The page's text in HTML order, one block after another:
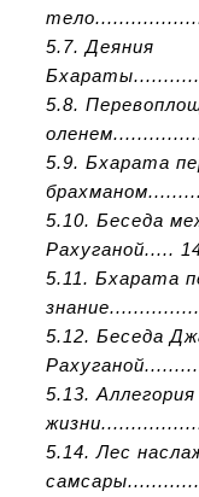
5.7. Деяния
5.8.
5.9. Бхарата
5.10. Беседа
Рахуганой.....
5.11. Бхарата
5.12. Беседа
5.13. Аллегория
5.14. Лес